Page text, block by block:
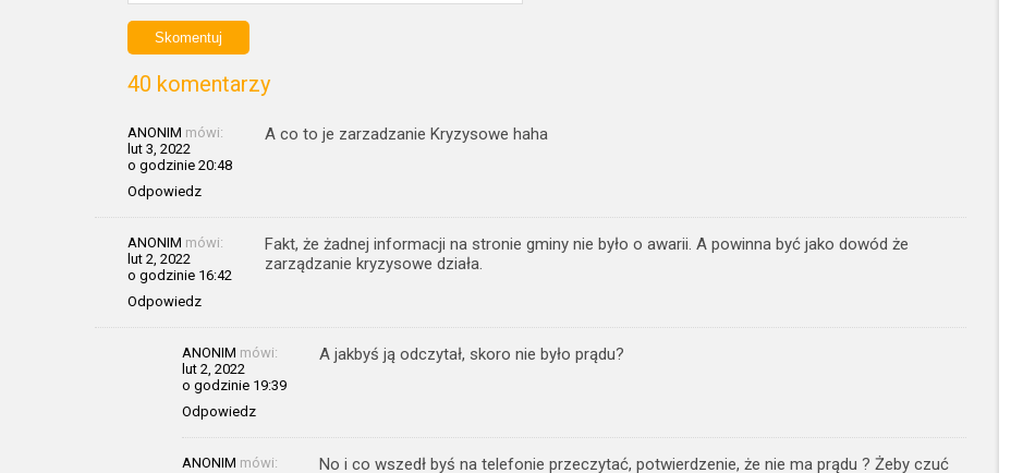
40 komentarzy
ANONIM mówi:
lut 3, 2022
o godzinie 20:48
Odpowiedz
A co to je zarzadzanie Kryzysowe haha
ANONIM mówi:
lut 2, 2022
o godzinie 16:42
Odpowiedz
Fakt, że żadnej informacji na stronie gminy nie było o awarii. A powinna być jako dowód że
zarządzanie kryzysowe działa.
ANONIM mówi:
lut 2, 2022
o godzinie 19:39
Odpowiedz
A jakbyś ją odczytał, skoro nie było prądu?
ANONIM mówi:
No i co wszedł byś na telefonie przeczytać, potwierdzenie, że nie ma prądu ? Żeby czuć